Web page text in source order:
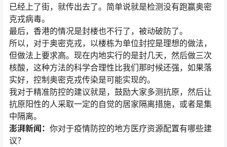
已经上了街，就传出去了。简单说就是检测没有跑赢奥密
克戎病毒。
最后，香港的情况是封楼也不行了，被动破防了。
所以，对于奥密克戎，以楼栋为单位封控是理想的做法，
但做法上要求高。现在内地实行的是封几天，然后做三次
核酸，这种方法的科学合理性比我们那时候还强，如果落
实好，控制奥密克戎传染是可能实现的。
我对于精准防控的建议就是，鼓励大家多测抗原，然后让
抗原阳性的人采取一定的自觉的居家隔离措施，或者是集
中隔离。
澎湃新闻： 你对于疫情防控的地方医疗资源配置有哪些建
议？